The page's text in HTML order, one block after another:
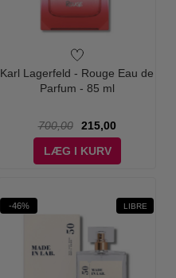
Karl Lagerfeld - Rouge Eau de
Parfum - 85 ml
700,00
215,00
LÆG I KURV
-46% LIBRE